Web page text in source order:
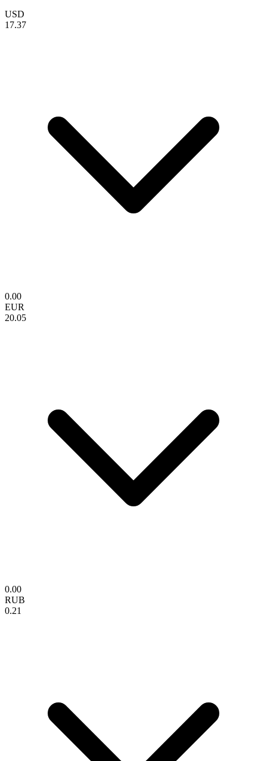
USD
17.37
0.00
EUR
20.05
0.00
RUB
0.21